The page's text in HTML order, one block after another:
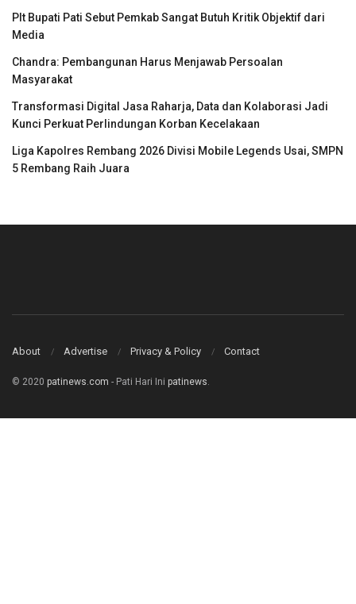
Plt Bupati Pati Sebut Pemkab Sangat Butuh Kritik Objektif dari
Media
Chandra: Pembangunan Harus Menjawab Persoalan
Masyarakat
Transformasi Digital Jasa Raharja, Data dan Kolaborasi Jadi
Kunci Perkuat Perlindungan Korban Kecelakaan
Liga Kapolres Rembang 2026 Divisi Mobile Legends Usai, SMPN
5 Rembang Raih Juara
About Advertise Privacy & Policy Contact
© 2020 patinews.com - Pati Hari Ini patinews